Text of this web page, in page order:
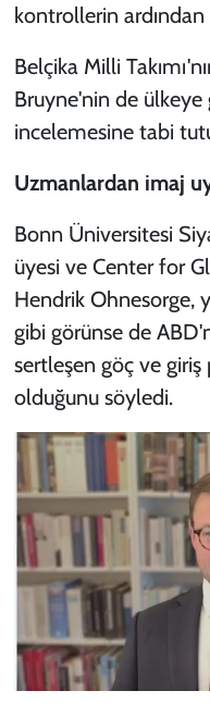
kontrollerin
Belçika Milli
Bruyne'nin de ülkeye
incelemesine tabi
Uzmanlardan imaj
Bonn Üniversitesi
üyesi ve Center for
Hendrik Ohnesorge,
gibi görünse de
sertleşen göç ve giriş
olduğunu söyledi.